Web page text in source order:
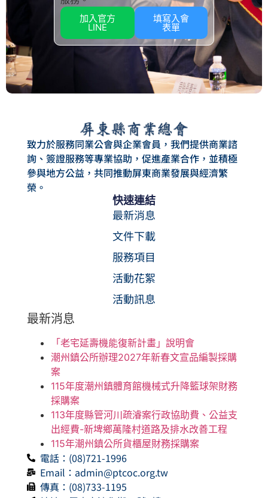
加入官方
LINE
填寫入會
表單
致力於服務同業公會與企業會員，我們提供商業諮
詢、簽證服務等專業協助，促進產業合作，並積極
參與地方公益，共同推動屏東商業發展與經濟繁
榮。
快速連結
最新消息
文件下載
服務項目
活動花絮
活動訊息
最新消息
「老宅延壽機能復新計畫」說明會
潮州鎮公所辦理2027年新春文宣品編製採購
案
115年度潮州鎮體育館機械式升降籃球架財務
採購案
113年度縣管河川疏濬案行政協助費、公益支
出經費-新埤鄉萬隆村道路及排水改善工程
115年潮州鎮公所貨櫃屋財務採購案
電話：(08)721-1996
Email：admin@ptcoc.org.tw
傳真：(08)733-1195